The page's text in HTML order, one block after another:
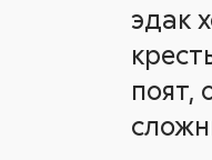
эдак
поят,